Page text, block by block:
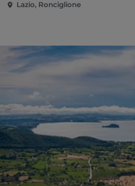
Lazio, Ronciglione